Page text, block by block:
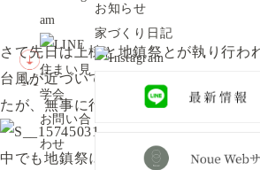
住まい見
学会
お問い合
わせ
お知らせ
家づくり日記
さて先日は上棟と地鎮祭とが執り行わ
台風が近づいている中だったのでどう
たが、無事に行われほっとしました。
中でも地鎮祭に参加したのは今回が初